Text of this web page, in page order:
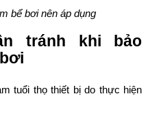
bể bơi nên áp dụng
tránh khi bảo
tuổi thọ thiết bị do thực hiện